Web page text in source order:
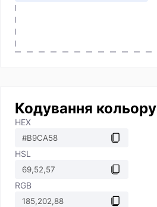
Кодування кольору
HEX
HSL
RGB